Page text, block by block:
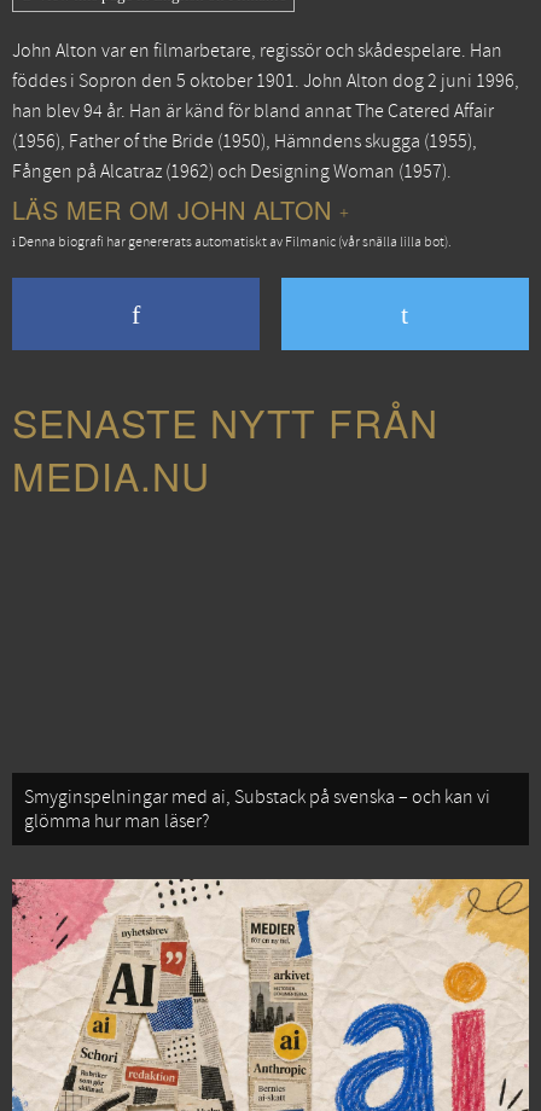
John Alton var en filmarbetare, regissör och skådespelare. Han
föddes i Sopron den 5 oktober 1901. John Alton dog 2 juni 1996,
han blev 94 år. Han är känd för bland annatThe Catered Affair
(1956), Father of the Bride (1950), Hämndens skugga (1955),
Fången på Alcatraz (1962) och Designing Woman (1957).
LÄS MER OM JOHN ALTON
Denna biografi har genererats automatiskt av Filmanic (vår snälla lilla bot).
SENASTE NYTT FRÅN
MEDIA.NU
Smyginspelningar med ai, Substack på svenska – och kan vi
glömma hur man läser?